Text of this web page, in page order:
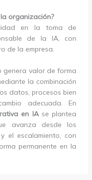
organización?
en la toma de
de la IA, con
de la empresa.
genera valor de forma
la combinación
datos, procesos bien
adecuada. En
en IAse plantea
avanza desde los
el escalamiento, con
permanente en la